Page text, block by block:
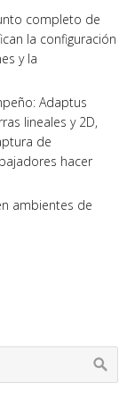
completo de
la configuración
y la
Adaptus
lineales y 2D,
de
hacer
ambientes de